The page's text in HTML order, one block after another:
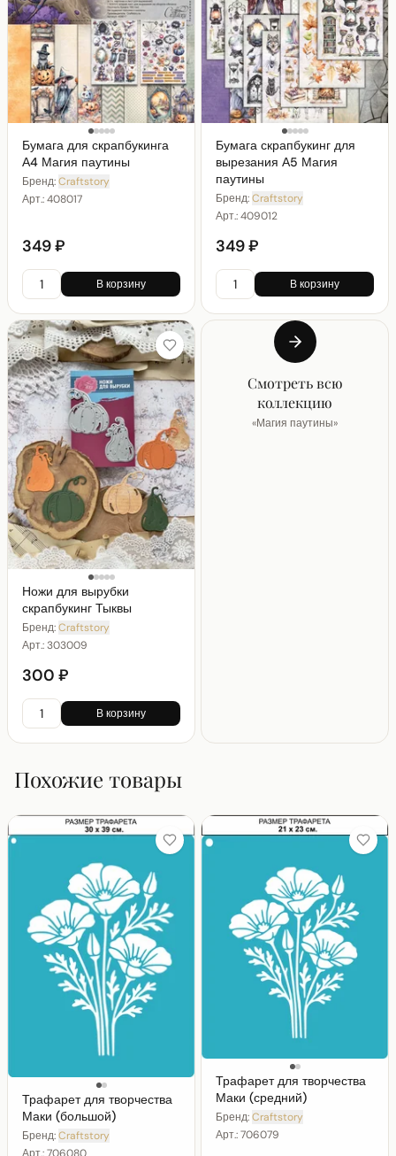
Бумага для скрапбукинга
А4 Магия паутины
Бренд:Craftstory
Арт.:408017
349 ₽
В корзину
Бумага скрапбукинг для
вырезания А5 Магия
паутины
Бренд:Craftstory
Арт.:409012
349 ₽
В корзину
Ножи для вырубки
скрапбукинг Тыквы
Бренд:Craftstory
Арт.:303009
300 ₽
В корзину
Смотреть всю
коллекцию
«Магия паутины»
Похожие товары
Трафарет для творчества
Маки (большой)
Бренд:Craftstory
Арт.:706080
Трафарет для творчества
Маки (средний)
Бренд:Craftstory
Арт.:706079